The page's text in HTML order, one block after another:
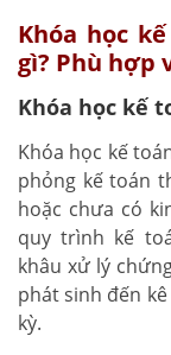
Khóa học
gì? Phù hợp
Khóa học kế
Khóa học kế
phỏng kế toán
hoặc chưa có
quy trình kế
khâu xử lý
phát sinh đến
kỳ.